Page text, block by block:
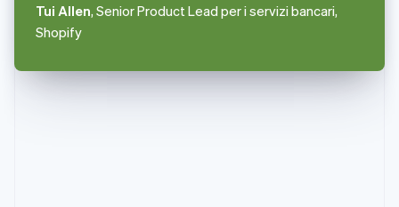
Tui Allen, Senior Product Lead per i servizi bancari,
Shopify